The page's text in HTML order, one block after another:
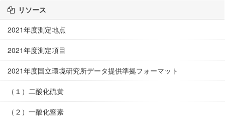
リソース
2021年度測定地点
2021年度測定項目
2021年度国立環境研究所データ提供準拠フォーマット
（１）二酸化硫黄
（２）一酸化窒素